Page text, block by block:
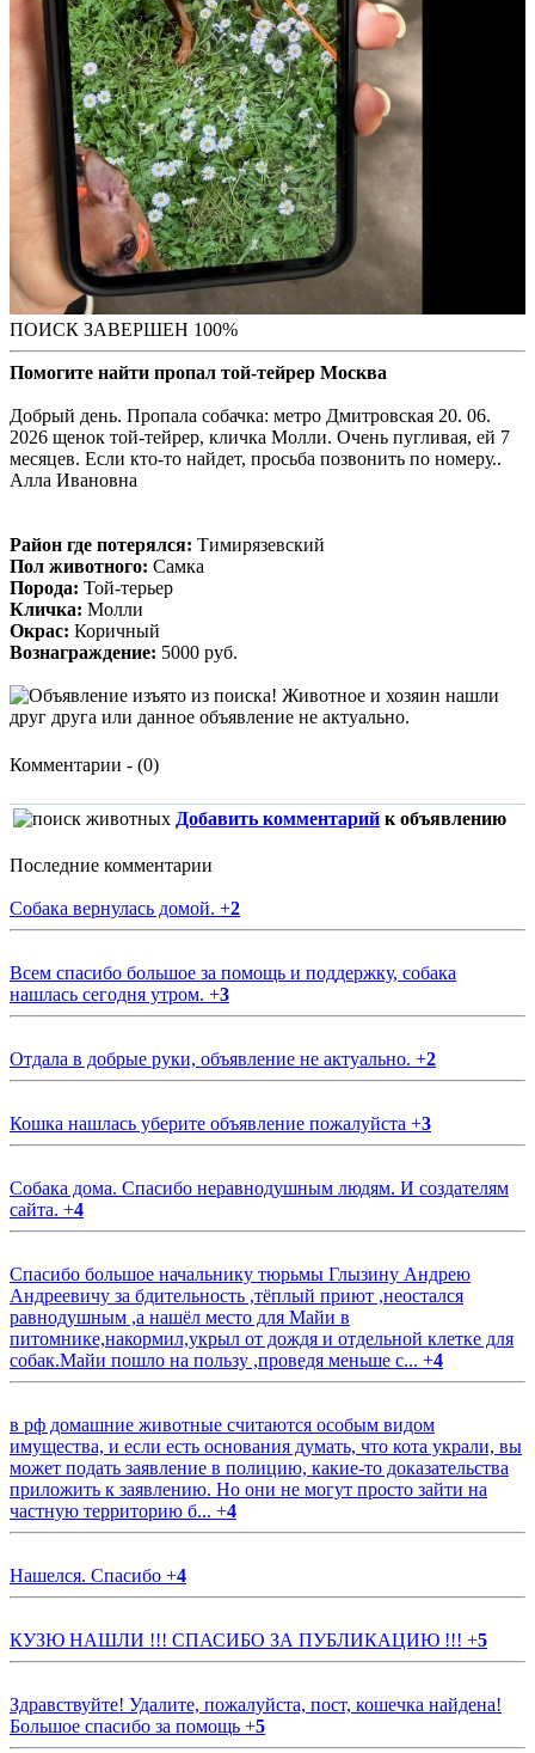
ПОИСК ЗАВЕРШЕН 100%
Помогите найти пропал той-тейрер Москва
Добрый день. Пропала собачка: метро Дмитровская 20. 06.
2026 щенок той-тейрер, кличка Молли. Очень пугливая, ей 7
месяцев. Если кто-то найдет, просьба позвонить по номеру..
Алла Ивановна
Район где потерялся: Тимирязевский
Пол животного: Самка
Порода: Той-терьер
Кличка: Молли
Окрас: Коричный
Вознаграждение: 5000 руб.
Комментарии - (0)
Добавить комментарий к объявлению
Последние комментарии
Собака вернулась домой. +2
Всем спасибо большое за помощь и поддержку, собака
нашлась сегодня утром. +3
Отдала в добрые руки, объявление не актуально. +2
Кошка нашлась уберите объявление пожалуйста +3
Собака дома. Спасибо неравнодушным людям. И создателям
сайта. +4
Спасибо большое начальнику тюрьмы Глызину Андрею
Андреевичу за бдительность ,тёплый приют ,неостался
равнодушным ,а нашёл место для Майи в
питомнике,накормил,укрыл от дождя и отдельной клетке для
собак.Майи пошло на пользу ,проведя меньше с... +4
в рф домашние животные считаются особым видом
имущества, и если есть основания думать, что кота украли, вы
может подать заявление в полицию, какие-то доказательства
приложить к заявлению. Но они не могут просто зайти на
частную территорию б... +4
Нашелся. Спасибо +4
КУЗЮ НАШЛИ !!! СПАСИБО ЗА ПУБЛИКАЦИЮ !!! +5
Здравствуйте! Удалите, пожалуйста, пост, кошечка найдена!
Большое спасибо за помощь +5